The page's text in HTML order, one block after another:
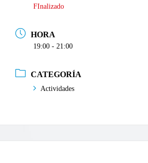
FInalizado
HORA
19:00 - 21:00
CATEGORÍA
Actividades